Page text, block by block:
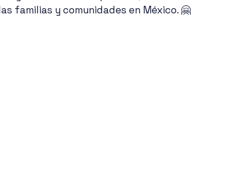
familias y comunidades en México. 🤗